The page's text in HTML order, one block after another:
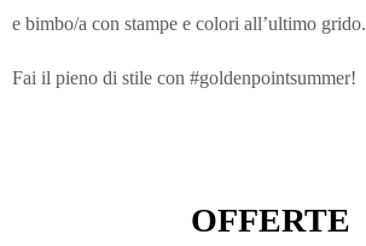
e bimbo/a con stampe e colori all’ultimo grido.
Fai il pieno di stile con #goldenpointsummer!
OFFERTE